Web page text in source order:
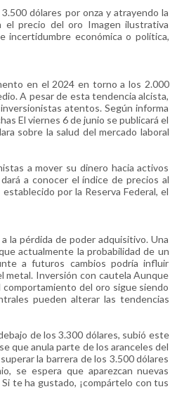
dólares por onza y atrayendo la
el precio del oro Imagen ilustrativa
incertidumbre económica o política,
en el 2024 en torno a los 2.000
A pesar de esta tendencia alcista,
atentos. Según informa
El viernes 6 de junio se publicará el
sobre la salud del mercado laboral
a mover su dinero hacia activos
a conocer el índice de precios al
por la Reserva Federal, el
la pérdida de poder adquisitivo. Una
actualmente la probabilidad de un
a futuros cambios podría influir
metal. Inversión con cautela Aunque
del oro sigue siendo
pueden alterar las tendencias
de los 3.300 dólares, subió este
que anula parte de los aranceles del
la barrera de los 3.500 dólares
se espera que aparezcan nuevas
te ha gustado, ¡compártelo con tus